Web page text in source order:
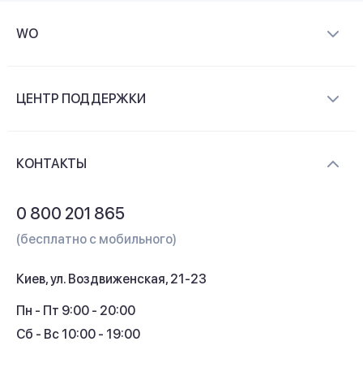
WO
Контакты
ЦЕНТР ПОДДЕРЖКИ
Кэшбек
КОНТАКТЫ
0 800 201 865
(бесплатно с мобильного)
Киев, ул. Воздвиженская, 21-23
Пн - Пт 9:00 - 20:00
Сб - Вс 10:00 - 19:00